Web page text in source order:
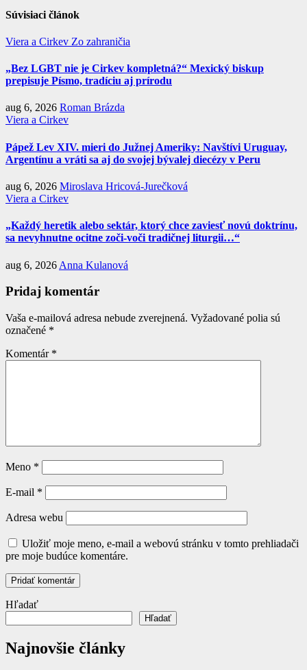
Súvisiaci článok
Viera a Cirkev Zo zahraničia
„Bez LGBT nie je Cirkev kompletná?“ Mexický biskup
prepisuje Písmo, tradíciu aj prírodu
aug 6, 2026 Roman Brázda
Viera a Cirkev
Pápež Lev XIV. mieri do Južnej Ameriky: Navštívi Uruguay,
Argentínu a vráti sa aj do svojej bývalej diecézy v Peru
aug 6, 2026 Miroslava Hricová-Jurečková
Viera a Cirkev
„Každý heretik alebo sektár, ktorý chce zaviesť novú doktrínu,
sa nevyhnutne ocitne zoči-voči tradičnej liturgii…“
aug 6, 2026 Anna Kulanová
Pridaj komentár
Vaša e-mailová adresa nebude zverejnená. Vyžadované polia sú
označené *
Komentár *
Meno *
E-mail *
Adresa webu
Uložiť moje meno, e-mail a webovú stránku v tomto prehliadači
pre moje budúce komentáre.
Hľadať
Hľadať
Najnovšie články